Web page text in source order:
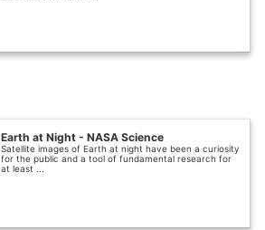
Earth at Night - NASA Science
Satellite images of Earth at night have been a curiosity
for the public and a tool of fundamental research for
at least ...